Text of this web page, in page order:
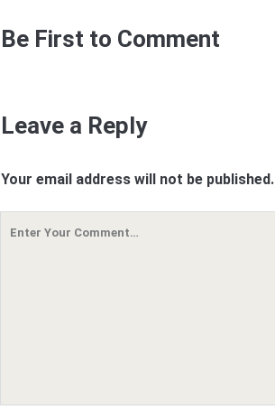
Be First to Comment
Leave a Reply
Your email address will not be published.